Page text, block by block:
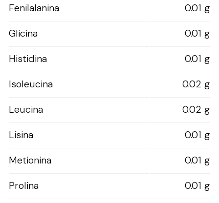
Fenilalanina
0.01 g
Glicina
0.01 g
Histidina
0.01 g
Isoleucina
0.02 g
Leucina
0.02 g
Lisina
0.01 g
Metionina
0.01 g
Prolina
0.01 g